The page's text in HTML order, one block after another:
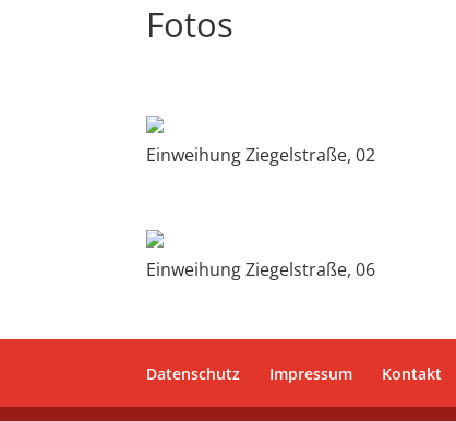
Fotos
Einweihung Ziegelstraße, 02
Einweihung Ziegelstraße, 06
Datenschutz Impressum Kontakt